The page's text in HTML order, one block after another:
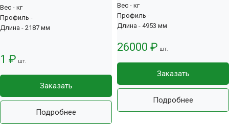
Вес - кг
Профиль -
Длина - 2187 мм
1 ₽ шт.
Заказать
Подробнее
Вес - кг
Профиль -
Длина - 4953 мм
26000 ₽ шт.
Заказать
Подробнее